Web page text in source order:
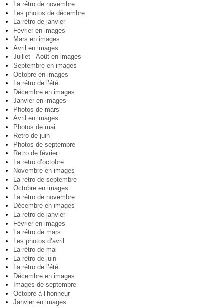
La rétro de novembre
Les photos de décembre
La rétro de janvier
Février en images
Mars en images
Avril en images
Juillet - Août en images
Septembre en images
Octobre en images
La rétro de l’été
Décembre en images
Janvier en images
Photos de mars
Avril en images
Photos de mai
Retro de juin
Photos de septembre
Retro de février
La retro d’octobre
Novembre en images
La rétro de septembre
Octobre en images
La rétro de novembre
Décembre en images
La retro de janvier
Février en images
La rétro de mars
Les photos d’avril
La rétro de mai
La rétro de juin
La rétro de l’été
Décembre en images
Images de septembre
Octobre à l’honneur
Janvier en images